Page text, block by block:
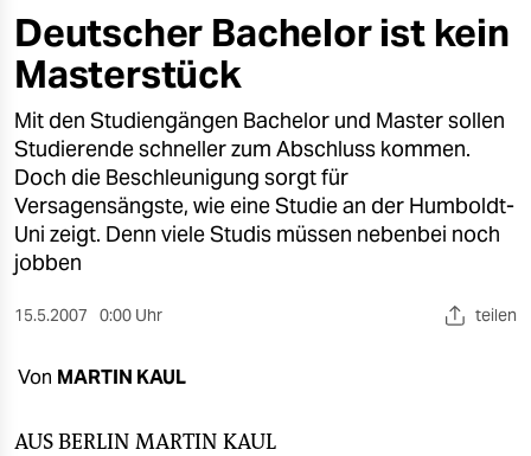
öko
gesellschaft
kultur
sport
berlin
nord
verlag
verlag
Deutscher Bachelor ist kein
Masterstück
Mit den Studiengängen Bachelor und Master sollen
Studierende schneller zum Abschluss kommen.
Doch die Beschleunigung sorgt für
Versagensängste, wie eine Studie an der Humboldt-
Uni zeigt. Denn viele Studis müssen nebenbei noch
jobben
15.5.2007 0:00 Uhr teilen
Von MARTIN KAUL
AUS BERLIN MARTIN KAUL